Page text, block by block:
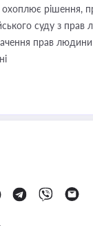
рішення,
суду з прав
прав людини